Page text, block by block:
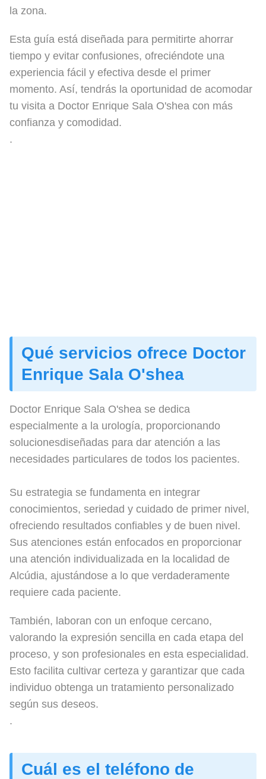
la zona.
Esta guía está diseñada para permitirte ahorrar
tiempo y evitar confusiones, ofreciéndote una
experiencia fácil y efectiva desde el primer
momento. Así, tendrás la oportunidad de acomodar
tu visita a Doctor Enrique Sala O'shea con más
confianza y comodidad.
.
Qué servicios ofrece Doctor
Enrique Sala O'shea
Doctor Enrique Sala O'shea se dedica
especialmente a la urología, proporcionando
solucionesdiseñadas para dar atención a las
necesidades particulares de todos los pacientes.
Su estrategia se fundamenta en integrar
conocimientos, seriedad y cuidado de primer nivel,
ofreciendo resultados confiables y de buen nivel.
Sus atenciones están enfocados en proporcionar
una atención individualizada en la localidad de
Alcúdia, ajustándose a lo que verdaderamente
requiere cada paciente.
También, laboran con un enfoque cercano,
valorando la expresión sencilla en cada etapa del
proceso, y son profesionales en esta especialidad.
Esto facilita cultivar certeza y garantizar que cada
individuo obtenga un tratamiento personalizado
según sus deseos.
.
Cuál es el teléfono de